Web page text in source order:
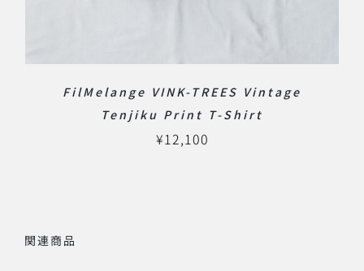
FilMelange VINK-TREES Vintage
Tenjiku Print T-Shirt
¥12,100
関連商品